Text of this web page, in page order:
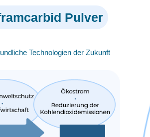
Pulver
Technologien der Zukunft